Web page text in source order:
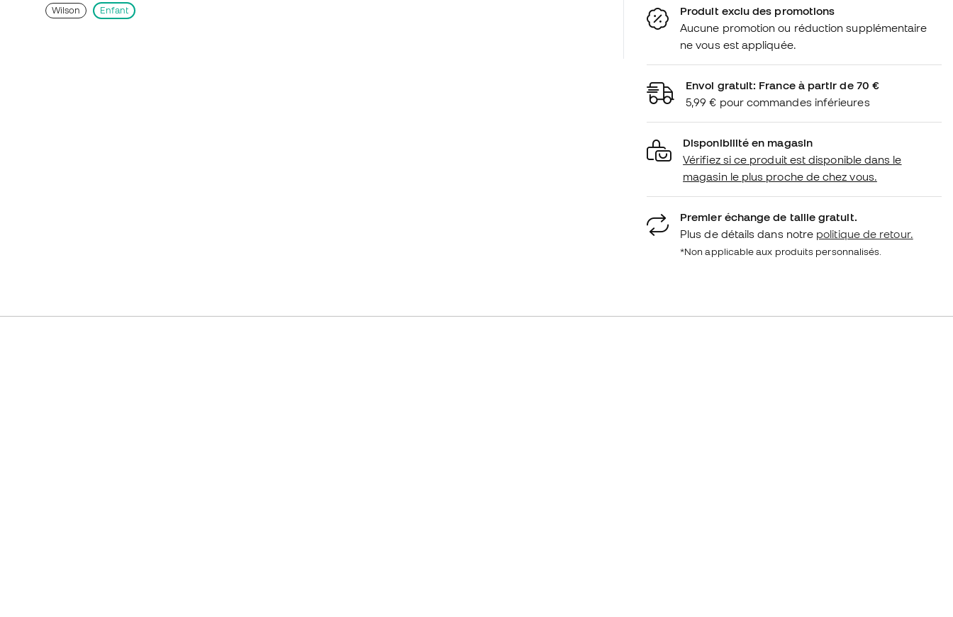
Wilson Enfant
Produit exclu des promotions
Aucune promotion ou réduction supplémentaire
ne vous est appliquée.
Envoi gratuit: France à partir de 70 €
5,99 € pour commandes inférieures
Disponibilité en magasin
Vérifiez si ce produit est disponible dans le
magasin le plus proche de chez vous.
Premier échange de taille gratuit.
Plus de détails dans notre politique de retour.
*Non applicable aux produits personnalisés.